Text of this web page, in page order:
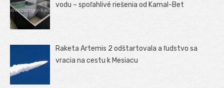
vodu – spoľahlivé riešenia od Kamal-Bet
Raketa Artemis 2 odštartovala a ľudstvo sa
vracia na cestu k Mesiacu